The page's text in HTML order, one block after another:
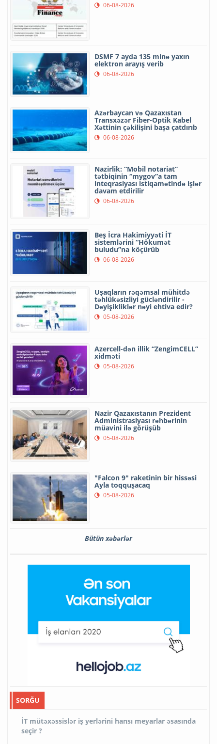
06-08-2026
DSMF 7 ayda 135 minə yaxın
elektron arayış verib
06-08-2026
Azərbaycan və Qazaxıstan
Transxəzər Fiber-Optik Kabel
Xəttinin çəkilişini başa çatdırıb
06-08-2026
Nazirlik: “Mobil notariat”
tətbiqinin “mygov”a tam
inteqrasiyası istiqamətində işlər
davam etdirilir
06-08-2026
Beş İcra Hakimiyyəti İT
sistemlərini “Hökumət
buludu”na köçürüb
06-08-2026
Uşaqların rəqəmsal mühitdə
təhlükəsizliyi gücləndirilir -
Dəyişikliklər nəyi ehtiva edir?
05-08-2026
Azercell-dən illik “ZengimCELL”
xidməti
05-08-2026
Nazir Qazaxıstanın Prezident
Administrasiyası rəhbərinin
müavini ilə görüşüb
05-08-2026
"Falcon 9" raketinin bir hissəsi
Ayla toqquşacaq
05-08-2026
Bütün xəbərlər
SORĞU
İT mütəxəssislər iş yerlərini hansı meyarlar əsasında
seçir ?